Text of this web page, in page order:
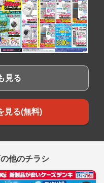
見る
見る(無料)
他のチラシ